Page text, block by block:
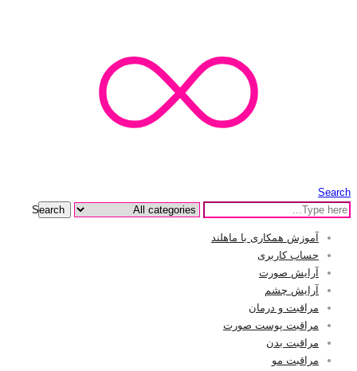
Search
Search
آموزش همکاری با ماهلند
حساب کاربری
آرایش صورت
آرایش چشم
مراقبت و درمان
مراقبت پوست صورت
مراقبت بدن
مراقبت مو